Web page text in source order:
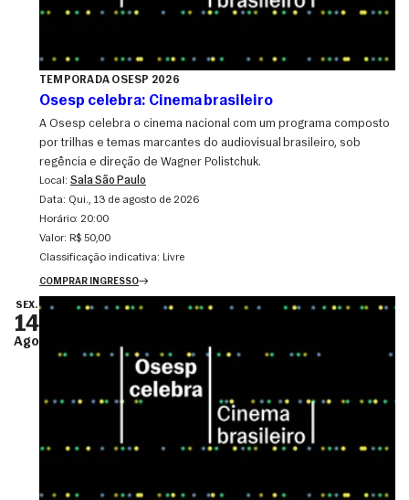
TEMPORADA OSESP 2026
Osesp celebra: Cinema brasileiro
A Osesp celebra o cinema nacional com um programa composto
por trilhas e temas marcantes do audiovisual brasileiro, sob
regência e direção de Wagner Polistchuk.
Local: Sala São Paulo
Data:
qui., 13 de agosto de 2026
Horário: 20:00
Valor: R$ 50,00
Classificação indicativa: Livre
COMPRAR INGRESSO
SEX.
14
Ago